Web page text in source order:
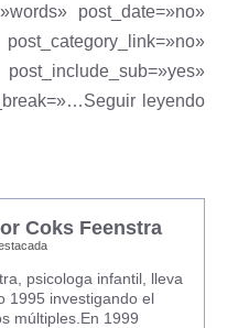
post_date=»no»
leyendo
Coks Feenstra
psicologa infantil, lleva
1995 investigando el
múltiples.En 1999